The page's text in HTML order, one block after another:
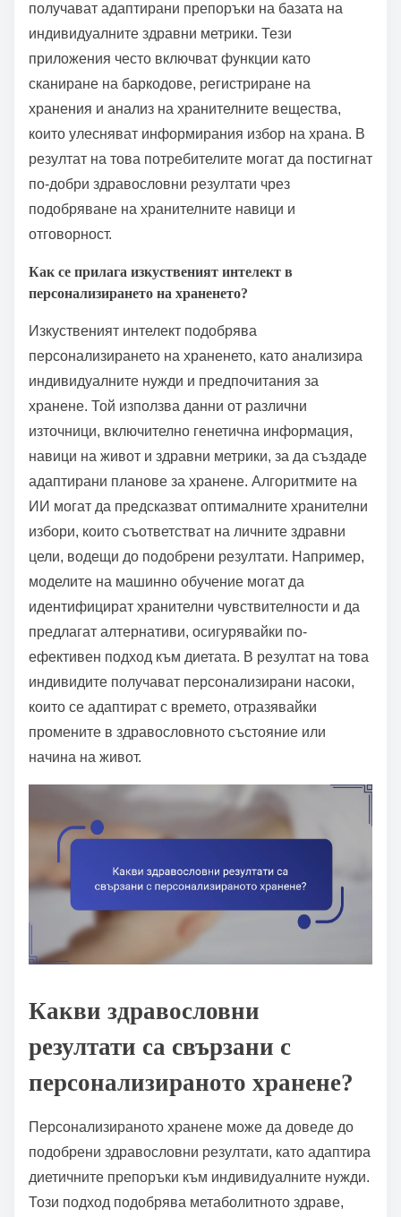
получават адаптирани препоръки на базата на
индивидуалните здравни метрики. Тези
приложения често включват функции като
сканиране на баркодове, регистриране на
хранения и анализ на хранителните вещества,
които улесняват информирания избор на храна. В
резултат на това потребителите могат да постигнат
по-добри здравословни резултати чрез
подобряване на хранителните навици и
отговорност.
Как се прилага изкуственият интелект в
персонализирането на храненето?
Изкуственият интелект подобрява
персонализирането на храненето, като анализира
индивидуалните нужди и предпочитания за
хранене. Той използва данни от различни
източници, включително генетична информация,
навици на живот и здравни метрики, за да създаде
адаптирани планове за хранене. Алгоритмите на
ИИ могат да предсказват оптималните хранителни
избори, които съответстват на личните здравни
цели, водещи до подобрени резултати. Например,
моделите на машинно обучение могат да
идентифицират хранителни чувствителности и да
предлагат алтернативи, осигурявайки по-
ефективен подход към диетата. В резултат на това
индивидите получават персонализирани насоки,
които се адаптират с времето, отразявайки
промените в здравословното състояние или
начина на живот.
Какви здравословни
резултати са свързани с
персонализираното хранене?
Персонализираното хранене може да доведе до
подобрени здравословни резултати, като адаптира
диетичните препоръки към индивидуалните нужди.
Този подход подобрява метаболитното здраве,